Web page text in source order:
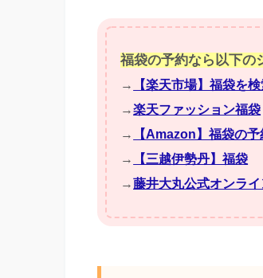
福袋の予約なら以下の
→
【楽天市場】福袋を
→楽天ファッション福袋
→
【Amazon】福袋の予
→
【三越伊勢丹】福袋
→藤井大丸公式オンライ